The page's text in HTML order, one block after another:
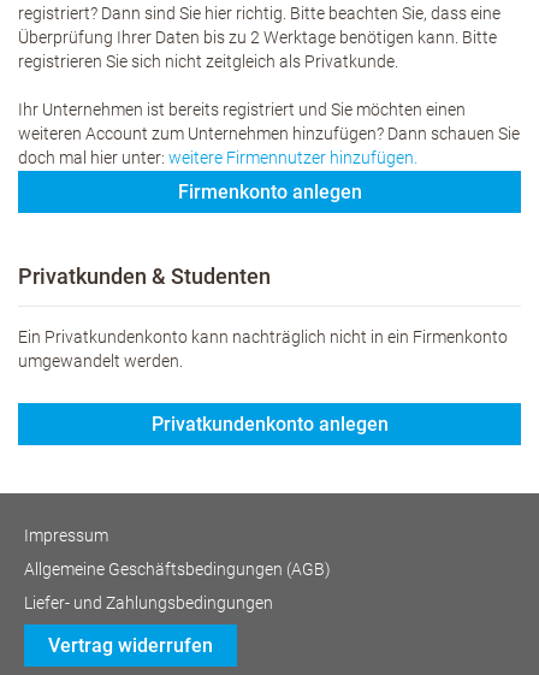
registriert? Dann sind Sie hier richtig. Bitte beachten Sie, dass eine
Überprüfung Ihrer Daten bis zu 2 Werktage benötigen kann. Bitte
registrieren Sie sich nicht zeitgleich als Privatkunde.
Ihr Unternehmen ist bereits registriert und Sie möchten einen
weiteren Account zum Unternehmen hinzufügen? Dann schauen Sie
doch mal hier unter: weitere Firmennutzer hinzufügen.
Firmenkonto anlegen
Privatkunden & Studenten
Ein Privatkundenkonto kann nachträglich nicht in ein Firmenkonto
umgewandelt werden.
Privatkundenkonto anlegen
Impressum
Allgemeine Geschäftsbedingungen (AGB)
Liefer- und Zahlungsbedingungen
Vertrag widerrufen